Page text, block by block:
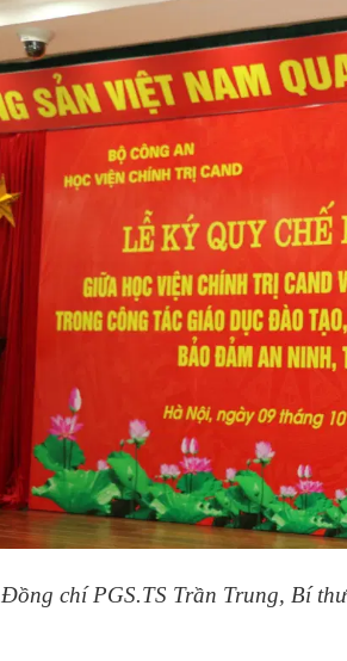
Đồng chí PGS.TS Trần Trung, Bí